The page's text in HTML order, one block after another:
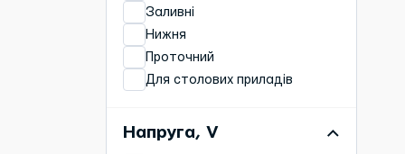
Кошик для ложок/вилок
Гребінка
Деталі корпусу
(пом&aposякшення)
BPX2-14L
VSM-E25A0
BPX2-28L
Заливні
Нижня
Проточний
Для столових приладів
Напруга, V